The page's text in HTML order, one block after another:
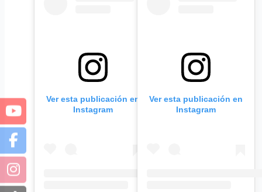
Ver esta publicación en
Instagram
Ver esta publicación en
Instagram